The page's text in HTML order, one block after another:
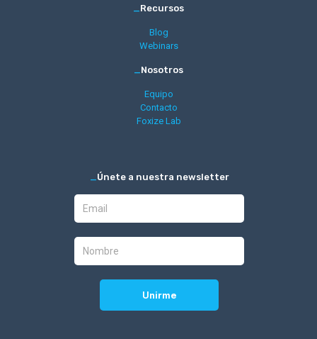
Recursos
Blog
Webinars
Nosotros
Equipo
Contacto
Foxize Lab
Únete a nuestra newsletter